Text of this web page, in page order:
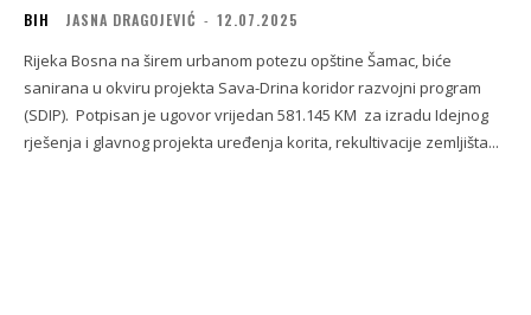
BIH JASNA DRAGOJEVIĆ - 12.07.2025
Rijeka Bosna na širem urbanom potezu opštine Šamac, biće
sanirana u okviru projekta Sava-Drina koridor razvojni program
(SDIP). Potpisan je ugovor vrijedan 581.145 KM za izradu Idejnog
rješenja i glavnog projekta uređenja korita, rekultivacije zemljišta...